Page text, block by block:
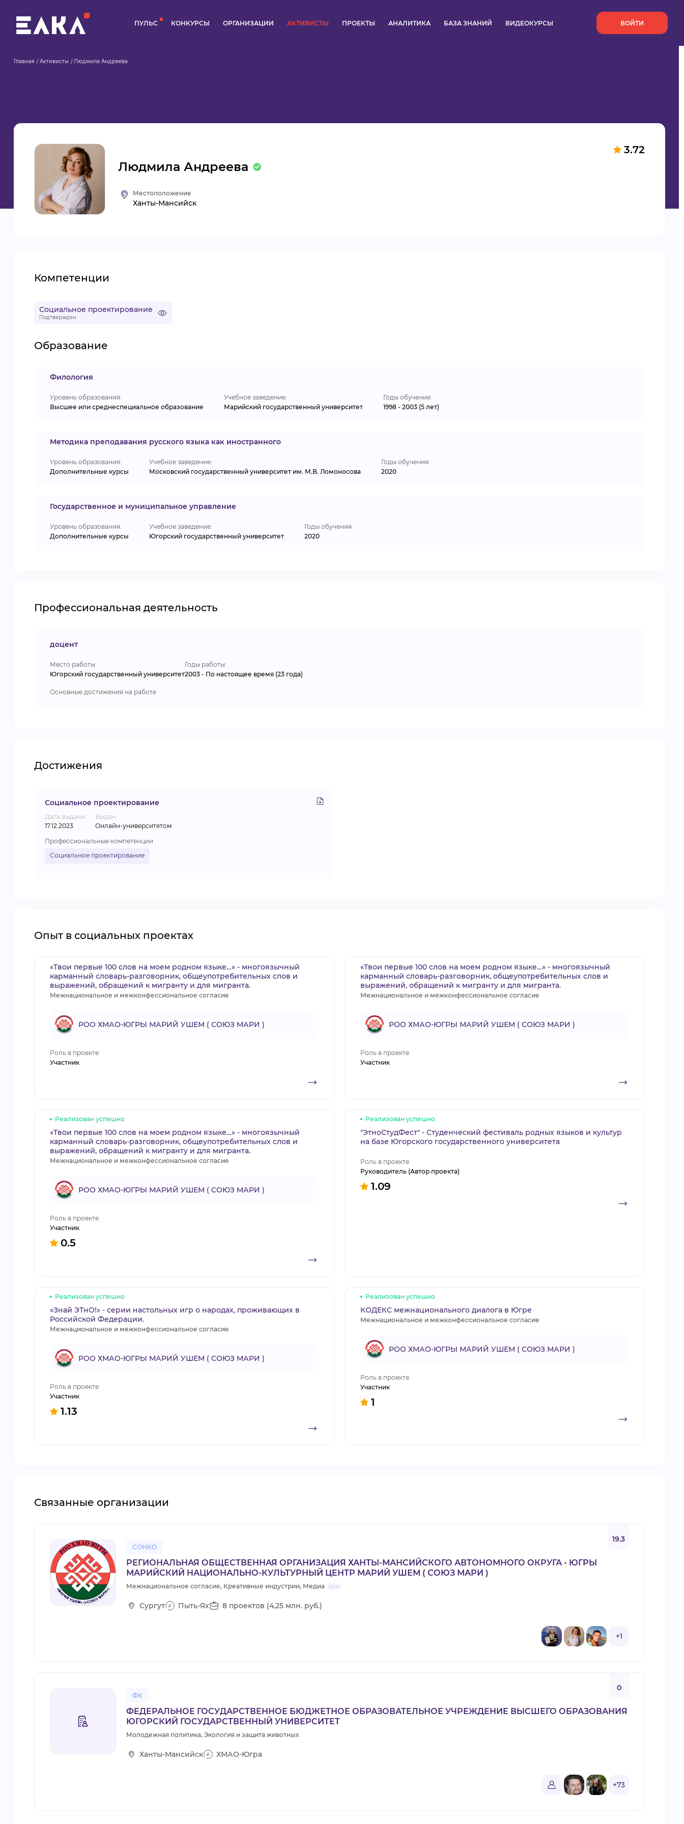
ПУЛЬС КОНКУРСЫ ОРГАНИЗАЦИИ АКТИВИСТЫ ПРОЕКТЫ АНАЛИТИКА БАЗА ЗНАНИЙ ВИДЕОКУРСЫ ВОЙТИ
Главная Активисты Людмила Андреева
3.72
Людмила Андреева
Местоположение
Ханты-Мансийск
Компетенции
Социальное проектирование
Подтвержден
Образование
Филология
Уровень образования:
Высшее или среднеспециальное образование
Учебное заведение:
Марийский государственный университет
Годы обучения:
1998 - 2003 (5 лет)
Методика преподавания русского языка как иностранного
Уровень образования:
Дополнительные курсы
Учебное заведение:
Московский государственный университет им. М.В. Ломоносова
Годы обучения:
2020
Государственное и муниципальное управление
Уровень образования:
Дополнительные курсы
Учебное заведение:
Югорский государственный университет
Годы обучения:
2020
Профессиональная деятельность
доцент
Место работы
Югорский государственный университет
Годы работы:
2003 - По настоящее время (23 года)
Основные достижения на работе
Достижения
Социальное проектирование
Дата выдачи
17.12.2023
Выдан
Онлайн-университетом
Профессиональные компетенции
Социальное проектирование
Опыт в социальных проектах
«Твои первые 100 слов на моем родном языке…» - многоязычный
карманный словарь-разговорник, общеупотребительных слов и
выражений, обращений к мигранту и для мигранта.
Межнациональное и межконфессиональное согласие
РОО ХМАО-ЮГРЫ МАРИЙ УШЕМ ( СОЮЗ МАРИ )
Роль в проекте
Участник
«Твои первые 100 слов на моем родном языке…» - многоязычный
карманный словарь-разговорник, общеупотребительных слов и
выражений, обращений к мигранту и для мигранта.
Межнациональное и межконфессиональное согласие
РОО ХМАО-ЮГРЫ МАРИЙ УШЕМ ( СОЮЗ МАРИ )
Роль в проекте
Участник
Реализован успешно
«Твои первые 100 слов на моем родном языке…» - многоязычный
карманный словарь-разговорник, общеупотребительных слов и
выражений, обращений к мигранту и для мигранта.
Межнациональное и межконфессиональное согласие
РОО ХМАО-ЮГРЫ МАРИЙ УШЕМ ( СОЮЗ МАРИ )
Роль в проекте
Участник
0.5
Реализован успешно
"ЭтноСтудФест" - Студенческий фестиваль родных языков и культур
на базе Югорского государственного университета
Роль в проекте
Руководитель (Автор проекта)
1.09
Реализован успешно
«Знай ЭТнО!» - серии настольных игр о народах, проживающих в
Российской Федерации.
Межнациональное и межконфессиональное согласие
РОО ХМАО-ЮГРЫ МАРИЙ УШЕМ ( СОЮЗ МАРИ )
Роль в проекте
Участник
1.13
Реализован успешно
КОДЕКС межнационального диалога в Югре
Межнациональное и межконфессиональное согласие
РОО ХМАО-ЮГРЫ МАРИЙ УШЕМ ( СОЮЗ МАРИ )
Роль в проекте
Участник
1
Связанные организации
СОНКО
19.3
РЕГИОНАЛЬНАЯ ОБЩЕСТВЕННАЯ ОРГАНИЗАЦИЯ ХАНТЫ-МАНСИЙСКОГО АВТОНОМНОГО ОКРУГА - ЮГРЫ
МАРИЙСКИЙ НАЦИОНАЛЬНО-КУЛЬТУРНЫЙ ЦЕНТР МАРИЙ УШЕМ ( СОЮЗ МАРИ )
Межнациональное согласие, Креативные индустрии, Медиа
Сургут Пыть-Ях 8 проектов (4,25 млн. руб.)
+1
ФК
0
ФЕДЕРАЛЬНОЕ ГОСУДАРСТВЕННОЕ БЮДЖЕТНОЕ ОБРАЗОВАТЕЛЬНОЕ УЧРЕЖДЕНИЕ ВЫСШЕГО ОБРАЗОВАНИЯ
ЮГОРСКИЙ ГОСУДАРСТВЕННЫЙ УНИВЕРСИТЕТ
Молодежная политика, Экология и защита животных
Ханты-Мансийск ХМАО-Югра
+73